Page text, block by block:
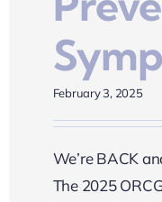
February 3, 2025
We’re BACK
The 2025